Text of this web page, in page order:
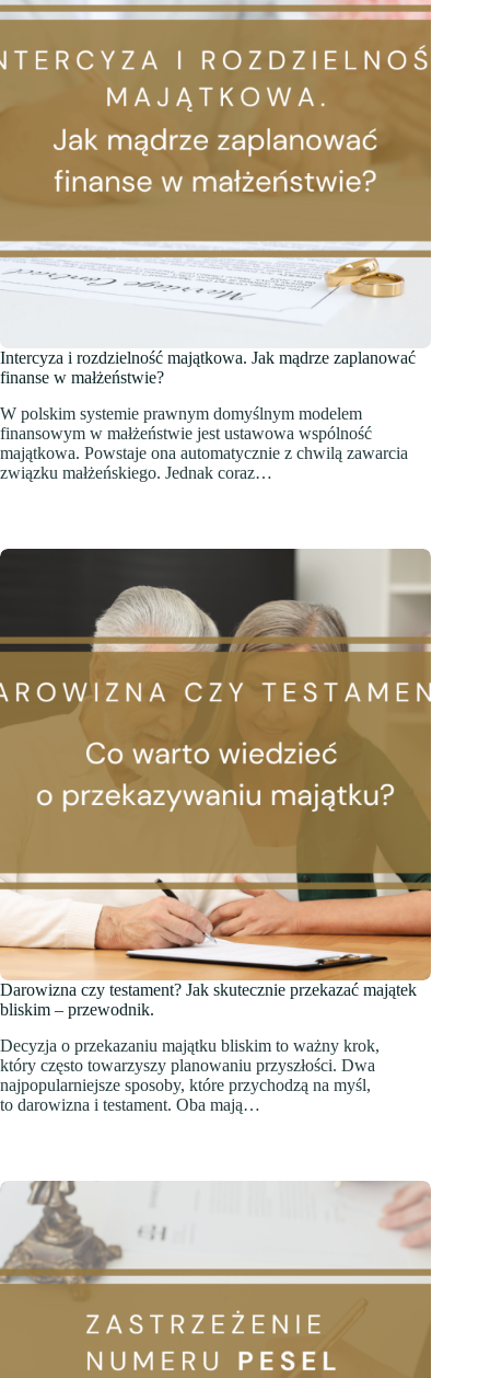
Intercyza i rozdzielność majątkowa. Jak mądrze zaplanować
finanse w małżeństwie?
W polskim systemie prawnym domyślnym modelem
finansowym w małżeństwie jest ustawowa wspólność
majątkowa. Powstaje ona automatycznie z chwilą zawarcia
związku małżeńskiego. Jednak coraz…
Darowizna czy testament? Jak skutecznie przekazać majątek
bliskim – przewodnik.
Decyzja o przekazaniu majątku bliskim to ważny krok,
który często towarzyszy planowaniu przyszłości. Dwa
najpopularniejsze sposoby, które przychodzą na myśl,
to darowizna i testament. Oba mają…